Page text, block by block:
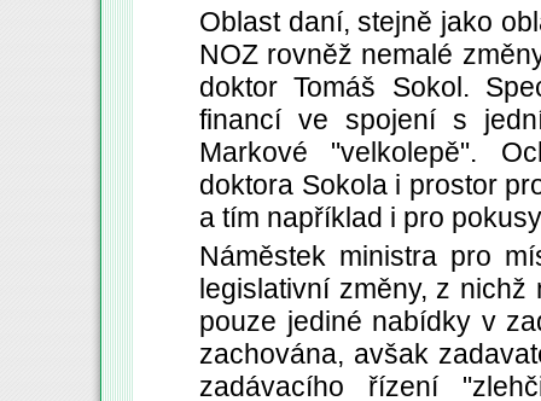
Oblast daní, stejně jako
NOZ rovněž nemalé
doktor Tomáš Sokol.
financí ve spojení s
Markové "velkolepě".
doktora Sokola i prostor
a tím například i pro
Náměstek ministra pro
legislativní změny, z
pouze jediné nabídky v
zachována, avšak
zadávacího řízení